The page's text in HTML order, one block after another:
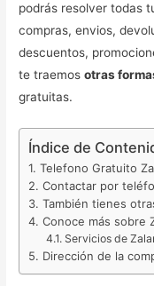
podrás resolver todas
compras, envios,
descuentos,
te traemosotras
gratuitas.
Índice de
Telefono Gratuito
Contactar por
También tienes
Conoce más sobre
Servicios de
Dirección de la